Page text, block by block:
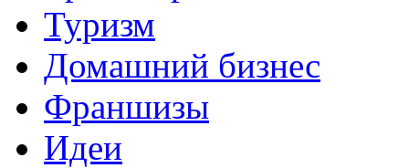
Туризм
Домашний бизнес
Франшизы
Идеи